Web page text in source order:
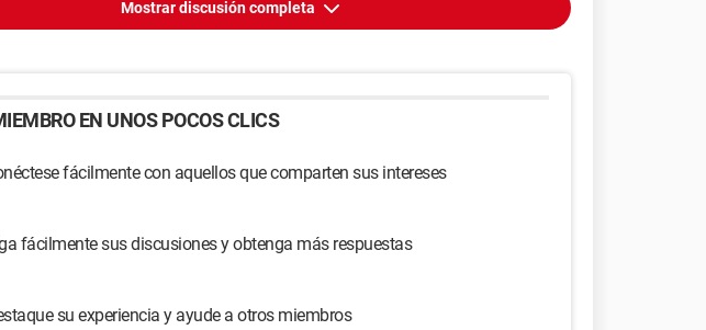
Mostrar discusión completa
EN UNOS POCOS CLICS
fácilmente con aquellos que comparten sus intereses
fácilmente sus discusiones y obtenga más respuestas
su experiencia y ayude a otros miembros